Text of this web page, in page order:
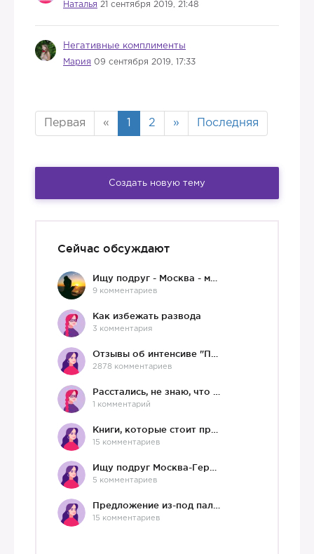
Наталья 21 сентября 2019, 21:48
Негативные комплименты
Мария 09 сентября 2019, 17:33
Первая « 2 » Последняя
Создать новую тему
Сейчас обсуждают
9 комментариев
Как избежать развода
3 комментария
2878 комментариев
1 комментарий
15 комментариев
5 комментариев
15 комментариев